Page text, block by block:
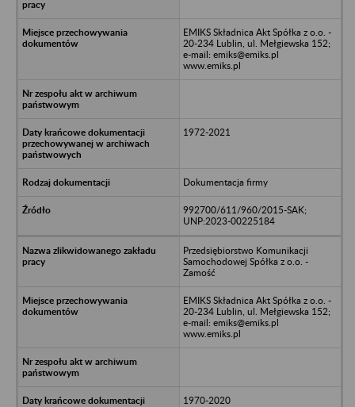
EMIKS Składnica Akt Spółka z o.o. -
20-234 Lublin, ul. Mełgiewska 152;
e-mail: emiks@emiks.pl
www.emiks.pl
1972-2021
Dokumentacja firmy
992700/611/960/2015-SAK;
UNP:2023-00225184
Przedsiębiorstwo Komunikacji
Samochodowej Spółka z o.o. -
Zamość
EMIKS Składnica Akt Spółka z o.o. -
20-234 Lublin, ul. Mełgiewska 152;
e-mail: emiks@emiks.pl
www.emiks.pl
1970-2020